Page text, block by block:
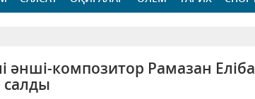
әнші-композитор Рамазан
салды